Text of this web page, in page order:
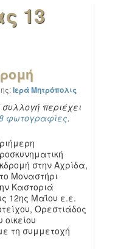
13
Ιερά Μητρόπολις
περιέχει
φωτογραφίες.
στην Αχρίδα,
Μοναστήρι
Καστοριά
12ης Μαΐου ε.ε.
Ορεστιάδος
τη συμμετοχή